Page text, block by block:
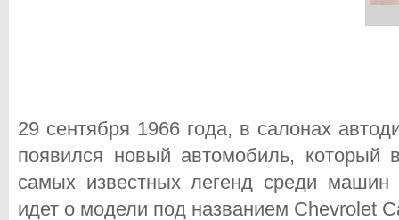
29 сентября 1966 года, в салонах
появился новый автомобиль, который
самых известных легенд среди
идет о модели под названием Chevrolet